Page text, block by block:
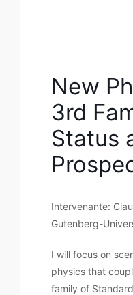
New
3rd
Status
Intervenante:
Gutenberg-
I will focus on
physics that
family of